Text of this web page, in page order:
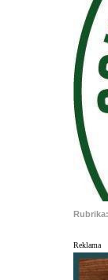
Rubrika:
Reklama